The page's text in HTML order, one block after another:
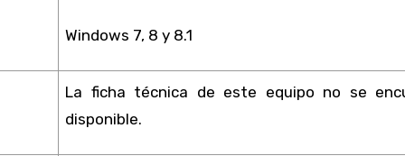
Windows 7, 8 y 8.1
La ficha técnica de este equipo no se encuentra
disponible.